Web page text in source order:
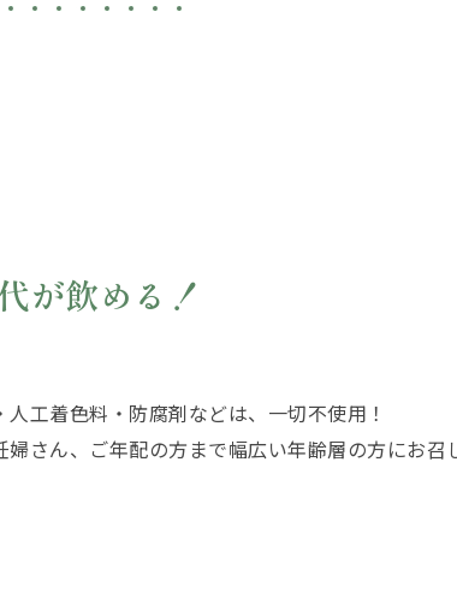
が飲める！
人工着色料・防腐剤などは、一切不使用！
婦さん、ご年配の方まで幅広い年齢層の方にお召